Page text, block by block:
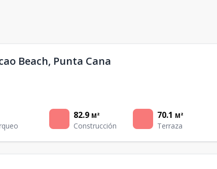
Beach, Punta Cana
82.9 M²
Construcción
70.1 M²
Terraza